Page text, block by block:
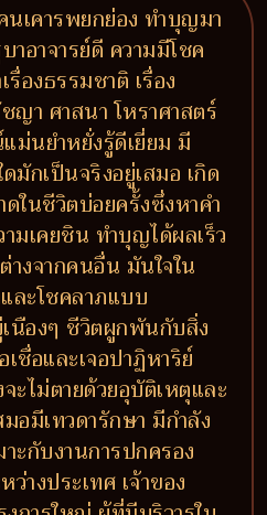
นเคารพยกย่อง ทำบุญมา
าอาจารย์ดี ความมีโชค
องธรรมชาติ เรื่อง
ญา ศาสนา โหราศาสตร์
ม่นยำหยั่งรู้ดีเยี่ยม มี
มักเป็นจริงอยู่เสมอ เกิด
ในชีวิตบ่อยครั้งซึ่งหาคำ
มเคยชิน ทำบุญได้ผลเร็ว
งจากคนอื่น มันใจใน
ละโชคลาภแบบ
นืองๆ ชีวิตผูกพันกับสิ่ง
ชื่อและเจอปาฏิหาริย์
ะไม่ตายด้วยอุบัติเหตุและ
อมีเทวดารักษา มีกำลัง
ะกับงานการปกครอง
างประเทศ เจ้าของ